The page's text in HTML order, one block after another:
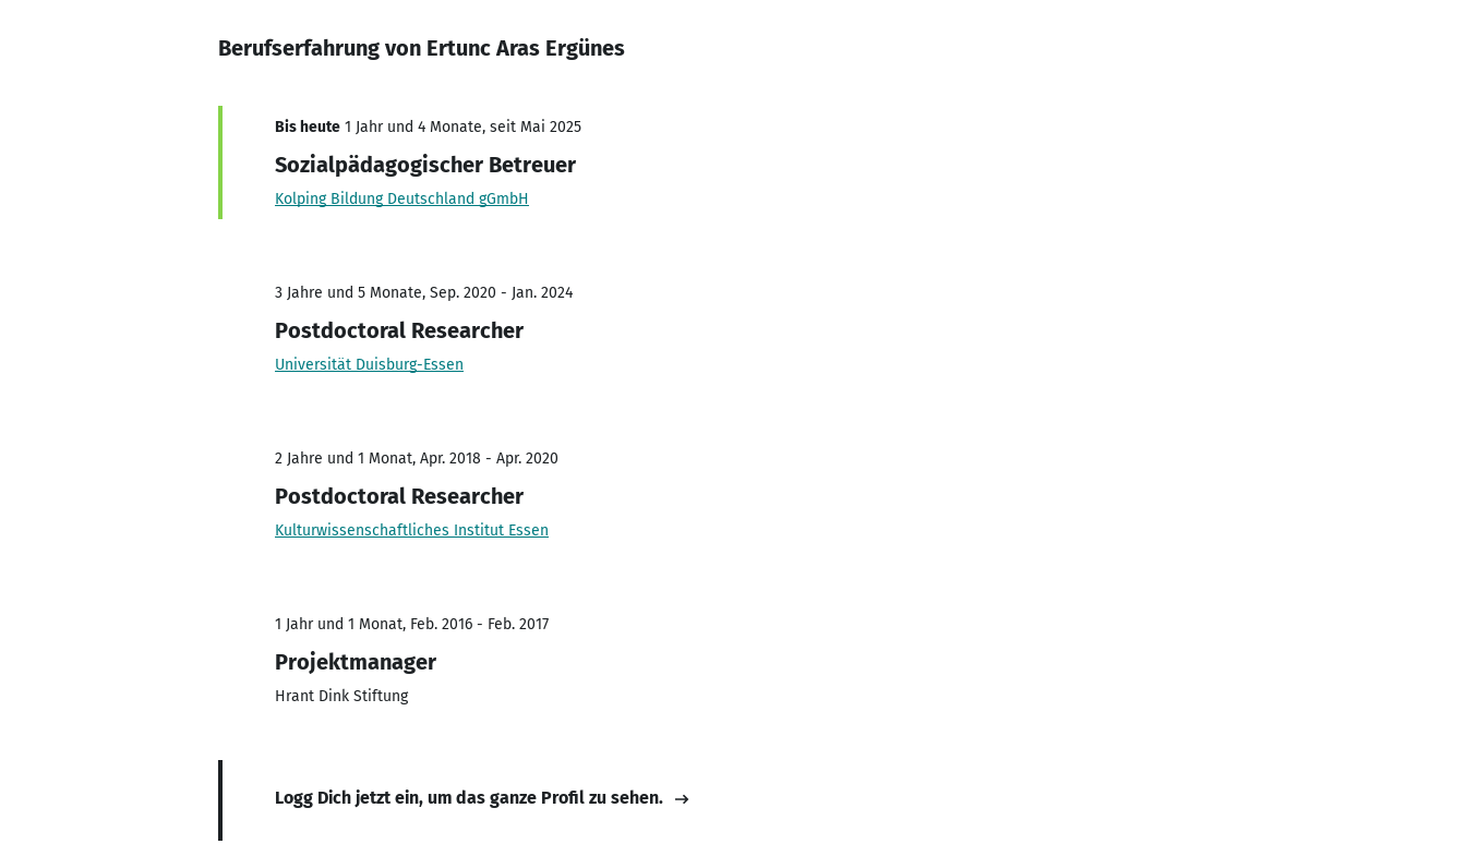
Berufserfahrung von Ertunc Aras Ergünes
Bis heute 1 Jahr und 4 Monate, seit Mai 2025
Sozialpädagogischer Betreuer
Kolping Bildung Deutschland gGmbH
3 Jahre und 5 Monate, Sep. 2020 - Jan. 2024
Postdoctoral Researcher
Universität Duisburg-Essen
2 Jahre und 1 Monat, Apr. 2018 - Apr. 2020
Postdoctoral Researcher
Kulturwissenschaftliches Institut Essen
1 Jahr und 1 Monat, Feb. 2016 - Feb. 2017
Projektmanager
Hrant Dink Stiftung
Logg Dich jetzt ein, um das ganze Profil zu sehen.